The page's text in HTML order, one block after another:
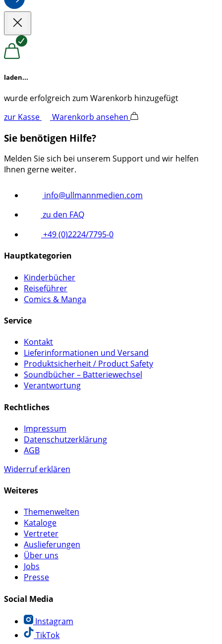
laden...
wurde erfolgreich zum Warenkorb hinzugefügt
zur Kasse
Warenkorb ansehen
Sie benötigen Hilfe?
Melden Sie sich bei unserem Support und wir helfen
Ihnen gerne weiter.
info@ullmannmedien.com
zu den FAQ
+49 (0)2224/7795-0
Hauptkategorien
Kinderbücher
Reiseführer
Comics & Manga
Service
Kontakt
Lieferinformationen und Versand
Produktsicherheit / Product Safety
Soundbücher – Batteriewechsel
Verantwortung
Rechtliches
Impressum
Datenschutzerklärung
AGB
Widerruf erklären
Weiteres
Themenwelten
Kataloge
Vertreter
Auslieferungen
Über uns
Jobs
Presse
Social Media
Instagram
TikTok